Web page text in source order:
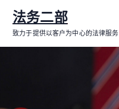
内
法务二部
致力于提供以客户为中心的法律服务